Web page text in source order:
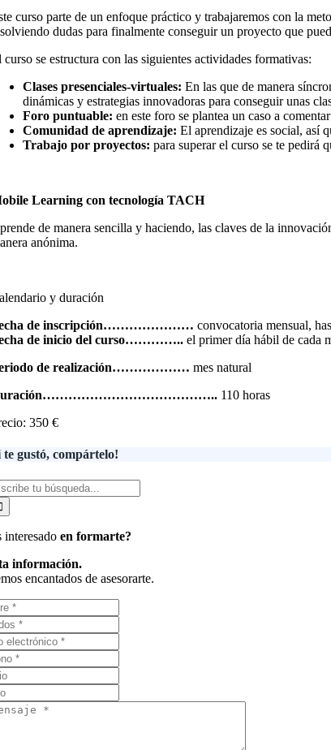
curso parte de un enfoque práctico y trabajaremos con la
dudas para finalmente conseguir un proyecto que
curso se estructura con las siguientes actividades formativas:
Clases presenciales-virtuales: En las que de manera
dinámicas y estrategias innovadoras para conseguir unas
Foro puntuable: en este foro se plantea un caso a
Comunidad de aprendizaje: El aprendizaje es social, así
Trabajo por proyectos: para superar el curso se te pedirá
Learning con tecnología TACH
de manera sencilla y haciendo, las claves de la
anónima.
y duración
de inscripción………………… convocatoria mensual,
de inicio del curso………….. el primer día hábil de cada
de realización……………… mes natural
110 horas
350 €
te gustó, compártelo!
interesado en formarte?
información.
encantados de asesorarte.